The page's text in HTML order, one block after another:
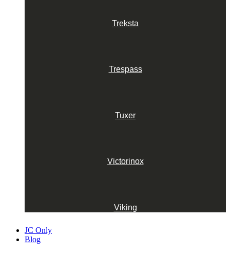
Treksta
Trespass
Tuxer
Victorinox
Viking
JC Only
Blog